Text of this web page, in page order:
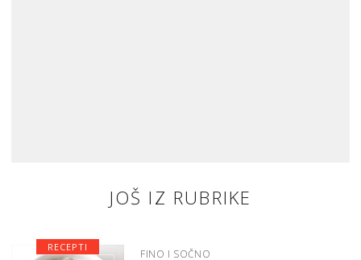
JOŠ IZ RUBRIKE
FINO I SOČNO
RECEPTI